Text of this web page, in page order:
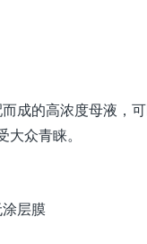
成的高浓度母液，
众青睐。
层膜